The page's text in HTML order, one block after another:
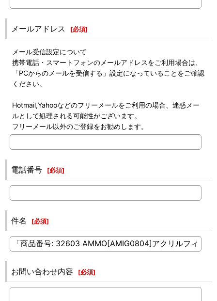
メールアドレス [必須]
メール受信設定について
携帯電話・スマートフォンのメールアドレスをご利用場合は、
「PCからのメールを受信する」設定になっていることをご確認
ください。
Hotmail,Yahooなどのフリーメールをご利用の場合、迷惑メー
ルとして処理される可能性がございます。
フリーメール以外のご登録をお勧めします。
電話番号 [必須]
件名 [必須]
お問い合わせ内容 [必須]